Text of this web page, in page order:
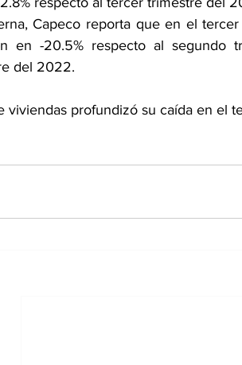
Capeco reporta que en el
en -20.5% respecto al
del 2022.
viviendas profundizó su caída en el